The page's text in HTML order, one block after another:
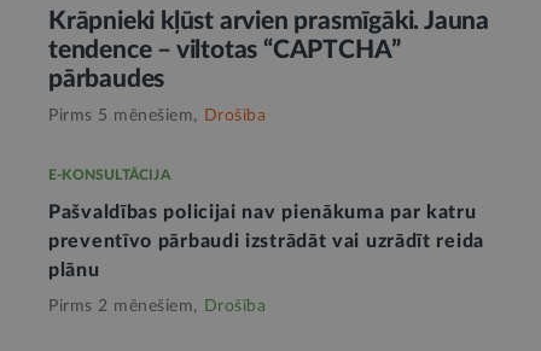
Krāpnieki kļūst arvien prasmīgāki. Jauna
tendence – viltotas “CAPTCHA”
pārbaudes
Pirms 5 mēnešiem, Drošība
E-KONSULTĀCIJA
Pašvaldības policijai nav pienākuma par katru
preventīvo pārbaudi izstrādāt vai uzrādīt reida
plānu
Pirms 2 mēnešiem, Drošība